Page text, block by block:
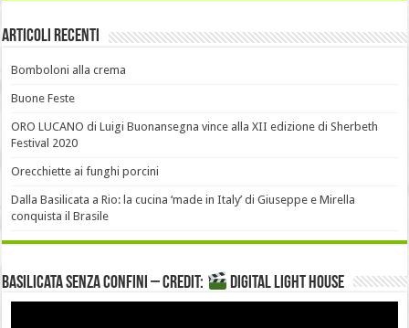
Articoli recenti
Bomboloni alla crema
Buone Feste
ORO LUCANO di Luigi Buonansegna vince alla XII edizione di Sherbeth
Festival 2020
Orecchiette ai funghi porcini
Dalla Basilicata a Rio: la cucina ‘made in Italy’ di Giuseppe e Mirella
conquista il Brasile
Basilicata senza confini – Credit: DIGITAL LIGHT HOUSE